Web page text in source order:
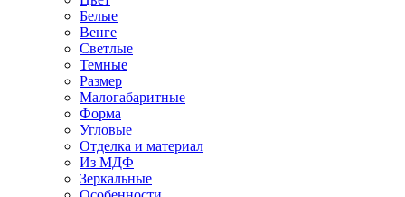
Белые
Венге
Светлые
Темные
Размер
Малогабаритные
Форма
Угловые
Отделка и материал
Из МДФ
Зеркальные